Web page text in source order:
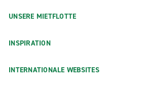
UNSERE MIETFLOTTE
INSPIRATION
INTERNATIONALE WEBSITES